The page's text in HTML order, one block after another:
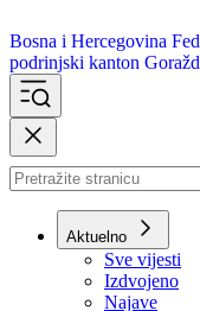
Bosna i Hercegovina
podrinjski kanton Goražde
Aktuelno